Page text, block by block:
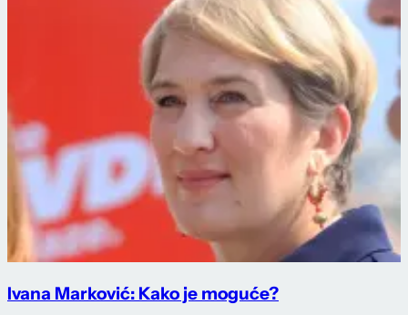
Ivana Marković: Kako je moguće?